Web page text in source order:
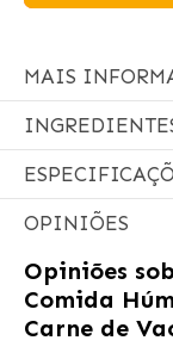
MAIS
OPINIÕES
Opiniões
Comida
Carne de